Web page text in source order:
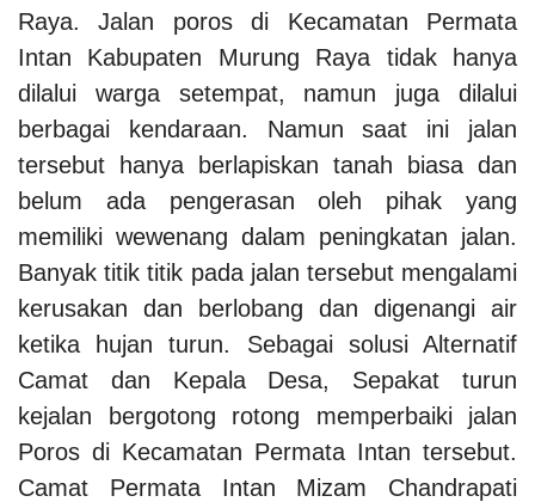
Raya. Jalan poros di Kecamatan Permata
Intan Kabupaten Murung Raya tidak hanya
dilalui warga setempat, namun juga dilalui
berbagai kendaraan. Namun saat ini jalan
tersebut hanya berlapiskan tanah biasa dan
belum ada pengerasan oleh pihak yang
memiliki wewenang dalam peningkatan jalan.
Banyak titik titik pada jalan tersebut mengalami
kerusakan dan berlobang dan digenangi air
ketika hujan turun. Sebagai solusi Alternatif
Camat dan Kepala Desa, Sepakat turun
kejalan bergotong rotong memperbaiki jalan
Poros di Kecamatan Permata Intan tersebut.
Camat Permata Intan Mizam Chandrapati